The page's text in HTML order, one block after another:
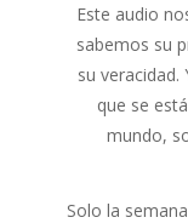
Este audio
sabemos su
su
que se
mundo,
Solo la